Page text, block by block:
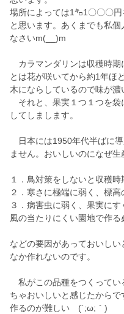
場所によっては1㌔1〇〇〇
と思います。あくまでも私
なさいm(__)m
カラマンダリンは収穫時期
とは花が咲いてから約1年ほ
木にならしているので味が
それと、果実１つ１つを袋
してしまします。
日本には1950年代半ばに導
ません。おいしいのになぜ
１．鳥対策をしないと収穫
２．寒さに極端に弱く、標
３．病害虫に弱く、果実に
風の当たりにくい園地で作る
などの要因があっておいし
なか作れないのです。
私がこの品種をつくってい
ちゃおいしいと感じたからで
作るのが難しい (´;ω;｀)